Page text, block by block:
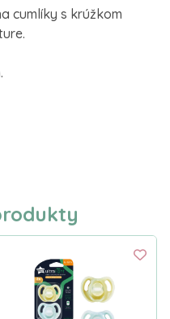
cumlíky s krúžkom